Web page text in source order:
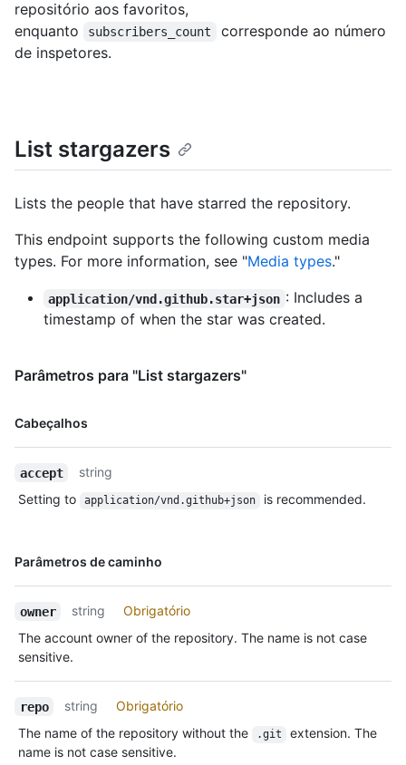
repositório aos favoritos,
enquanto
subscribers_count
corresponde ao número
de inspetores.
List stargazers
Lists the people that have starred the repository.
This endpoint supports the following custom media
types. For more information, see "Media types."
application/vnd.github.star+json : Includes a
timestamp of when the star was created.
Parâmetros para "List stargazers"
Cabeçalhos
Nome,
accept
string
Setting to
application/vnd.github+json is recommended.
Parâmetros de caminho
Nome,
owner string
Obrigatório
The account owner of the repository. The name is not case
sensitive.
repo string
Obrigatório
The name of the repository without the
.git
extension. The
name is not case sensitive.